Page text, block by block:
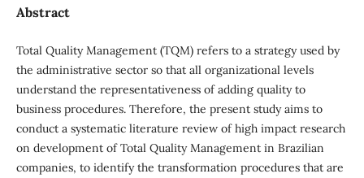
Abstract
Total Quality Management (TQM) refers to a strategy used by
the administrative sector so that all organizational levels
understand the representativeness of adding quality to
business procedures. Therefore, the present study aims to
conduct a systematic literature review of high impact research
on development of Total Quality Management in Brazilian
companies, to identify the transformation procedures that are